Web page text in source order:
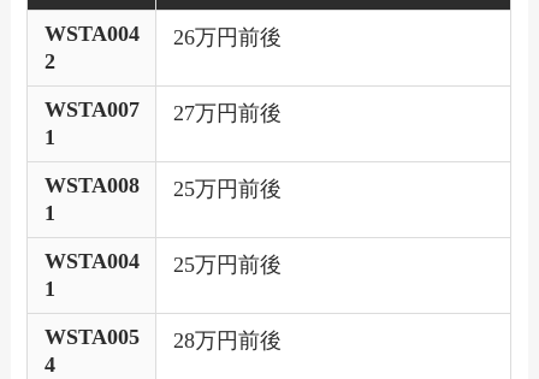
WSTA004
2
26万円前後
WSTA007
1
27万円前後
WSTA008
1
25万円前後
WSTA004
1
25万円前後
WSTA005
4
28万円前後